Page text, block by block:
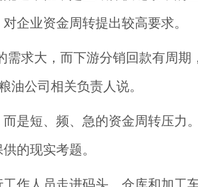
企业资金周转提出较高要求。
需求大，而下游分销回款有周期
油公司相关负责人说。
是短、频、急的资金周转压力
的现实考题。